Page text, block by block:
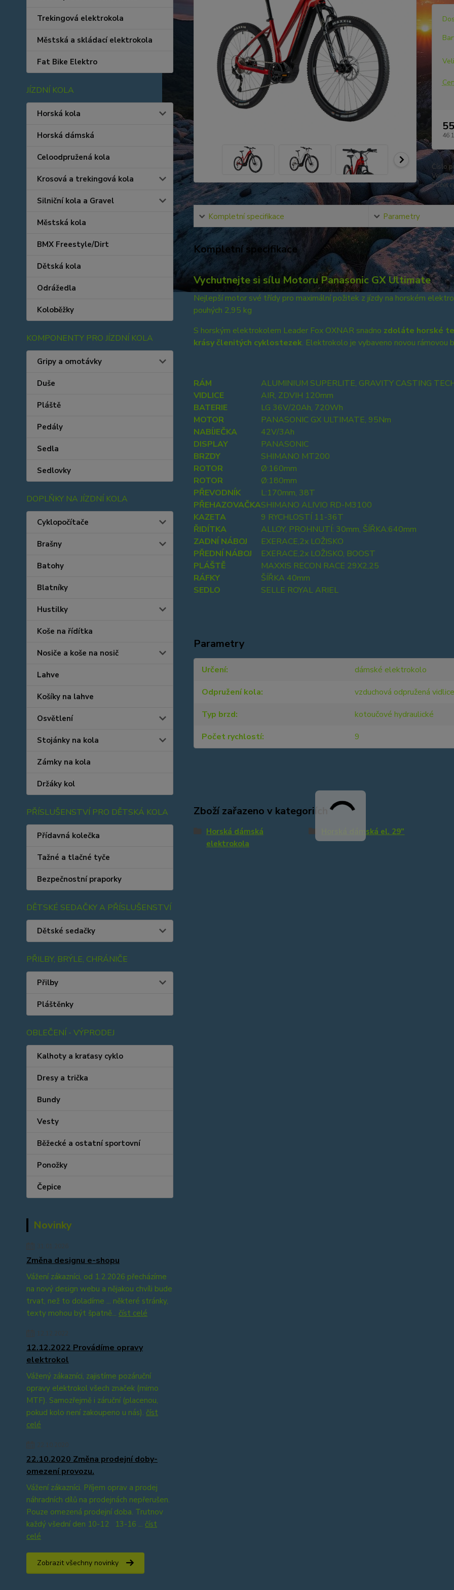
Trekingová elektrokola
Městská a skládací elektrokola
Fat Bike Elektro
JÍZDNÍ KOLA
Horská kola
Horská dámská
Celoodpružená kola
Krosová a trekingová kola
Silniční kola a Gravel
Městská kola
BMX Freestyle/Dirt
Dětská kola
Odrážedla
Koloběžky
KOMPONENTY PRO JÍZDNÍ KOLA
Gripy a omotávky
Duše
Pláště
Pedály
Sedla
Sedlovky
DOPLŇKY NA JÍZDNÍ KOLA
Cyklopočítače
Brašny
Batohy
Blatníky
Hustilky
Koše na řídítka
Nosiče a koše na nosič
Lahve
Košíky na lahve
Osvětlení
Stojánky na kola
Zámky na kola
Držáky kol
PŘÍSLUŠENSTVÍ PRO DĚTSKÁ KOLA
Přídavná kolečka
Tažné a tlačné tyče
Bezpečnostní praporky
DĚTSKÉ SEDAČKY A PŘÍSLUŠENSTVÍ
Dětské sedačky
PŘILBY, BRÝLE, CHRÁNIČE
Přilby
Pláštěnky
OBLEČENÍ - VÝPRODEJ
Kalhoty a kraťasy cyklo
Dresy a trička
Bundy
Vesty
Běžecké a ostatní sportovní
Ponožky
Čepice
Novinky
Změna designu e-shopu
Vážení zákazníci, od 1.2.2026 přecházíme
na nový design webu a nějakou chvíli bude
trvat, než to doladíme ... některé stránky,
texty mohou být špatně... číst celé
12.12.2022 Provádíme opravy
elektrokol
Vážený zákazníci, zajistíme pozáruční
opravy elektrokol všech značek (mimo
MTF). Samozřejmě i záruční (placenou,
pokud kolo není zakoupeno u nás). číst
celé
22.10.2020 Změna prodejní doby-
omezení provozu.
Vážení zákazníci. Příjem oprav a prodej
náhradních dílů na prodejnách nepřerušen.
Pouze omezená prodejní doba. Trutnov
každý všední den 10-12 13-16 ... číst
celé
Zobrazit všechny novinky
46
Číslo
Počet
Kompletní specifikace Parametry
Kompletní specifikace
Vychutnejte si sílu Motoru Panasonic GX Ultimate
Nejlepší motor své třídy pro maximální požitek z jízdy na horském
pouhých 2,95 kg
S horským elektrokolem Leader Fox OXNAR snadno zdoláte horské
krásy členitých cyklostezek. Elektrokolo je vybaveno novou
RÁM
ALUMINIUM SUPERLITE, GRAVITY CASTING
VIDLICE
AIR, ZDVIH 120mm
BATERIE
LG 36V/20Ah, 720Wh
MOTOR
PANASONIC GX ULTIMATE, 95Nm
NABÍJEČKA
42V/3Ah
DISPLAY
PANASONIC
BRZDY
SHIMANO MT200
ROTOR
Ø:160mm
ROTOR
Ø:180mm
PŘEVODNÍK
L:170mm, 38T
PŘEHAZOVAČKASHIMANO ALIVIO RD-M3100
KAZETA
9 RYCHLOSTÍ 11-36T
ŘIDÍTKA
ALLOY, PROHNUTÍ: 30mm, ŠÍŘKA:640mm
ZADNÍ NÁBOJ
EXERACE,2x LOŽISKO
PŘEDNÍ NÁBOJ
EXERACE,2x LOŽISKO, BOOST
PLÁŠTĚ
MAXXIS RECON RACE 29X2,25
RÁFKY
ŠÍŘKA 40mm
SEDLO
SELLE ROYAL ARIEL
Parametry
Určení
dámské elektrokolo
Odpružení kola
vzduchová odpružená
Typ brzd
kotoučové hydraulické
Počet rychlostí
9
Zboží zařazeno v kategoriích
Horská dámská
elektrokola
Horská dámská el. 29"